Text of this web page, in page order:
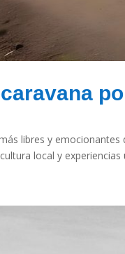
libres y
local y experiencias